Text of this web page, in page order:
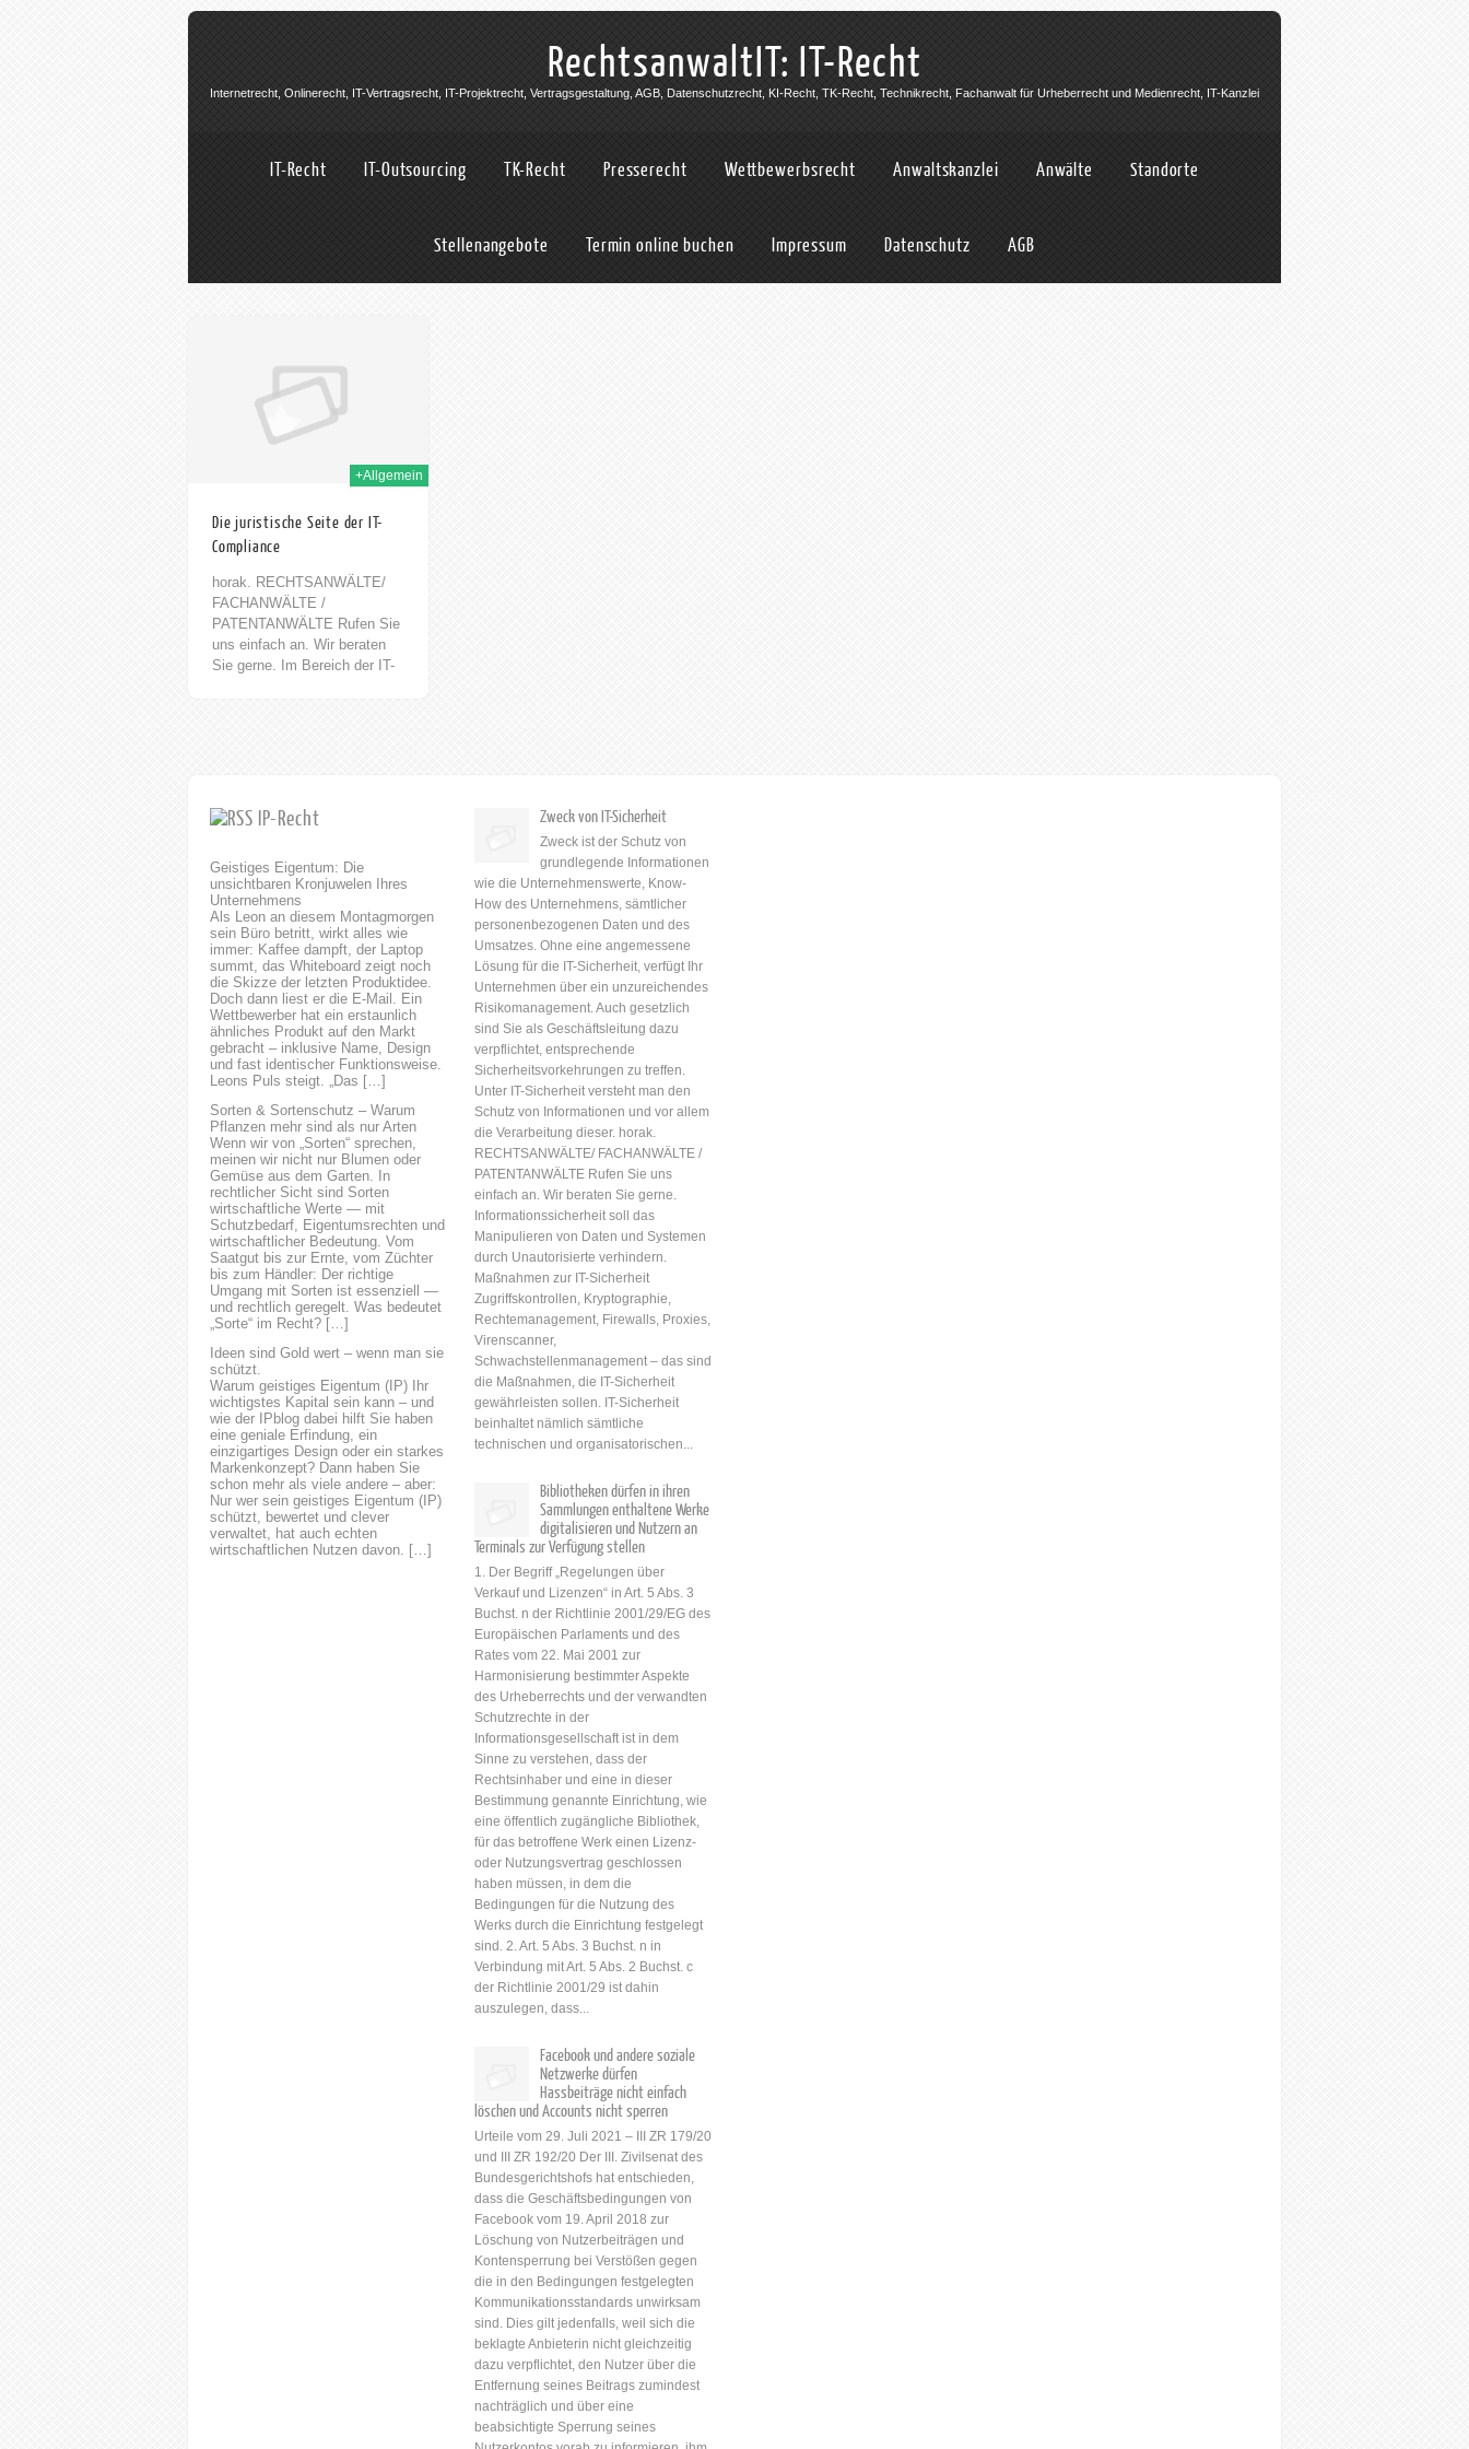
RechtsanwaltIT: IT-Recht
Internetrecht, Onlinerecht, IT-Vertragsrecht, IT-Projektrecht, Vertragsgestaltung, AGB, Datenschutzrecht, KI-Recht, TK-Recht, Technikrecht, Fachanwalt für Urheberrecht und Medienrecht, IT-Kanzlei
IT-Recht IT-Outsourcing TK-Recht Presserecht Wettbewerbsrecht Anwaltskanzlei Anwälte Standorte
Stellenangebote Termin online buchen Impressum Datenschutz AGB
+Allgemein
Die juristische Seite der IT-
Compliance
horak. RECHTSANWÄLTE/
FACHANWÄLTE /
PATENTANWÄLTE Rufen Sie
uns einfach an. Wir beraten
Sie gerne. Im Bereich der IT-
Unternehmensführung die
bedeutet dabei an sich
lediglich, dass die jeweils
geltenden rechtlichen Regeln
und anerkannten
gesellschaftlichen Werten und
Normen im Rahmen allen
unternehmerischen Handelns
stets eingehalten werden.
Schon im Lichte der
vorhandenen Regelungsdichte
für Unternehmen und
Unternehmer,
grenzüberschreitender
Aktivitäten, der zunehmende
Regulierung und insbesondere
der besonderen Haftung für
die Leitungsorgane muss
heute jedes Unternehmen ein
Compliance Management
betreiben. Rechtsanwalt Dipl.-
Ing. Michael Horak, LL.M.
Risikobehaftete Bereiche der
IT-Compliance Dabei müssen
in besonderem Maße die...
IP-Recht
Geistiges Eigentum: Die
unsichtbaren Kronjuwelen Ihres
Unternehmens
Als Leon an diesem Montagmorgen
sein Büro betritt, wirkt alles wie
immer: Kaffee dampft, der Laptop
summt, das Whiteboard zeigt noch
die Skizze der letzten Produktidee.
Doch dann liest er die E-Mail. Ein
Wettbewerber hat ein erstaunlich
ähnliches Produkt auf den Markt
gebracht – inklusive Name, Design
und fast identischer Funktionsweise.
Leons Puls steigt. „Das […]
Sorten & Sortenschutz – Warum
Pflanzen mehr sind als nur Arten
Wenn wir von „Sorten“ sprechen,
meinen wir nicht nur Blumen oder
Gemüse aus dem Garten. In
rechtlicher Sicht sind Sorten
wirtschaftliche Werte — mit
Schutzbedarf, Eigentumsrechten und
wirtschaftlicher Bedeutung. Vom
Saatgut bis zur Ernte, vom Züchter
bis zum Händler: Der richtige
Umgang mit Sorten ist essenziell —
und rechtlich geregelt. Was bedeutet
„Sorte“ im Recht? […]
Ideen sind Gold wert – wenn man sie
schützt.
Warum geistiges Eigentum (IP) Ihr
wichtigstes Kapital sein kann – und
wie der IPblog dabei hilft Sie haben
eine geniale Erfindung, ein
einzigartiges Design oder ein starkes
Markenkonzept? Dann haben Sie
schon mehr als viele andere – aber:
Nur wer sein geistiges Eigentum (IP)
schützt, bewertet und clever
verwaltet, hat auch echten
wirtschaftlichen Nutzen davon. […]
Zweck von IT-Sicherheit
Zweck ist der Schutz von
grundlegende Informationen
wie die Unternehmenswerte, Know-
How des Unternehmens, sämtlicher
personenbezogenen Daten und des
Umsatzes. Ohne eine angemessene
Lösung für die IT-Sicherheit, verfügt Ihr
Unternehmen über ein unzureichendes
Risikomanagement. Auch gesetzlich
sind Sie als Geschäftsleitung dazu
verpflichtet, entsprechende
Sicherheitsvorkehrungen zu treffen.
Unter IT-Sicherheit versteht man den
Schutz von Informationen und vor allem
die Verarbeitung dieser. horak.
RECHTSANWÄLTE/ FACHANWÄLTE /
PATENTANWÄLTE Rufen Sie uns
einfach an. Wir beraten Sie gerne.
Informationssicherheit soll das
Manipulieren von Daten und Systemen
durch Unautorisierte verhindern.
Maßnahmen zur IT-Sicherheit
Zugriffskontrollen, Kryptographie,
Rechtemanagement, Firewalls, Proxies,
Virenscanner,
Schwachstellenmanagement – das sind
die Maßnahmen, die IT-Sicherheit
gewährleisten sollen. IT-Sicherheit
beinhaltet nämlich sämtliche
technischen und organisatorischen...
Bibliotheken dürfen in ihren
Sammlungen enthaltene Werke
digitalisieren und Nutzern an
Terminals zur Verfügung stellen
1. Der Begriff „Regelungen über
Verkauf und Lizenzen“ in Art. 5 Abs. 3
Buchst. n der Richtlinie 2001/29/EG des
Europäischen Parlaments und des
Rates vom 22. Mai 2001 zur
Harmonisierung bestimmter Aspekte
des Urheberrechts und der verwandten
Schutzrechte in der
Informationsgesellschaft ist in dem
Sinne zu verstehen, dass der
Rechtsinhaber und eine in dieser
Bestimmung genannte Einrichtung, wie
eine öffentlich zugängliche Bibliothek,
für das betroffene Werk einen Lizenz-
oder Nutzungsvertrag geschlossen
haben müssen, in dem die
Bedingungen für die Nutzung des
Werks durch die Einrichtung festgelegt
sind. 2. Art. 5 Abs. 3 Buchst. n in
Verbindung mit Art. 5 Abs. 2 Buchst. c
der Richtlinie 2001/29 ist dahin
auszulegen, dass...
Facebook und andere soziale
Netzwerke dürfen
Hassbeiträge nicht einfach
löschen und Accounts nicht sperren
Urteile vom 29. Juli 2021 – III ZR 179/20
und III ZR 192/20 Der III. Zivilsenat des
Bundesgerichtshofs hat entschieden,
dass die Geschäftsbedingungen von
Facebook vom 19. April 2018 zur
Löschung von Nutzerbeiträgen und
Kontensperrung bei Verstößen gegen
die in den Bedingungen festgelegten
Kommunikationsstandards unwirksam
sind. Dies gilt jedenfalls, weil sich die
beklagte Anbieterin nicht gleichzeitig
dazu verpflichtet, den Nutzer über die
Entfernung seines Beitrags zumindest
nachträglich und über eine
beabsichtigte Sperrung seines